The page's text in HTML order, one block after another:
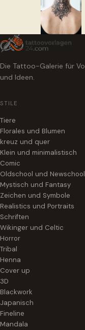
Die Tattoo-Galerie für
und Ideen.
STILE
Tiere
Florales und Blumen
kreuz und quer
Klein und minimalistisch
Comic
Oldschool und Newschool
Mystisch und Fantasy
Zeichen und Symbole
Realistics und Portraits
Schriften
Wikinger und Celtic
Horror
Tribal
Henna
Cover up
3D
Blackwork
Japanisch
Fineline
Mandala